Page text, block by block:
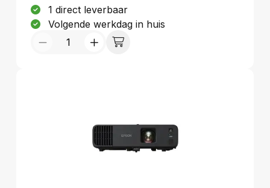
29.1 mm, Diafragma (F-F): 1,51 - 1,77. Soort
serieële aansluiting: RS-232C. Geluidsniveau:
37 dB, Geluidsniveau (spaarzame modus): 27
dB
1 direct leverbaar
Volgende werkdag in huis